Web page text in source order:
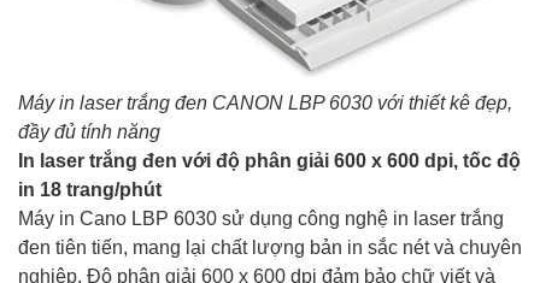
Máy in laser trắng đen CANON LBP 6030 với thiết kê đẹp,
đầy đủ tính năng
In laser trắng đen với độ phân giải 600 x 600 dpi, tốc độ
in 18 trang/phút
Máy in Cano LBP 6030 sử dụng công nghệ in laser trắng
đen tiên tiến, mang lại chất lượng bản in sắc nét và chuyên
nghiệp. Độ phân giải 600 x 600 dpi đảm bảo chữ viết và